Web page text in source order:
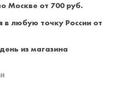
Москве от 700 руб.
в любую точку России от
из магазина